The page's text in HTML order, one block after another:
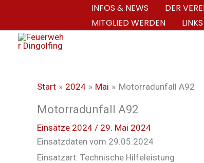
springen
INFOS & NEWS DER
MITGLIED WERDEN
LINKS
Start 2024 Mai Motorradunfall A92
Motorradunfall A92
Einsätze 2024 / 29. Mai 2024
Einsatzdaten vom 29.05.2024
Einsatzart: Technische Hilfeleistung